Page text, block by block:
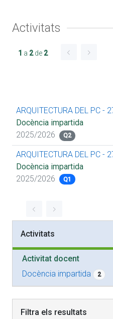
Activitats
1 a 2de 2
ARQUITECTURA DEL PC -
Docència impartida
2025/2026
Q2
ARQUITECTURA DEL PC -
Docència impartida
2025/2026
Q1
Activitats
Activitat docent
Docència impartida
2
Filtra els resultats